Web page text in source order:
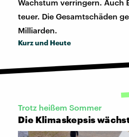
Wachstum verringern. Auch
teuer. Die Gesamtschäden
Milliarden.
Kurz und Heute
Trotz heißem Sommer
Die Klimaskepsis